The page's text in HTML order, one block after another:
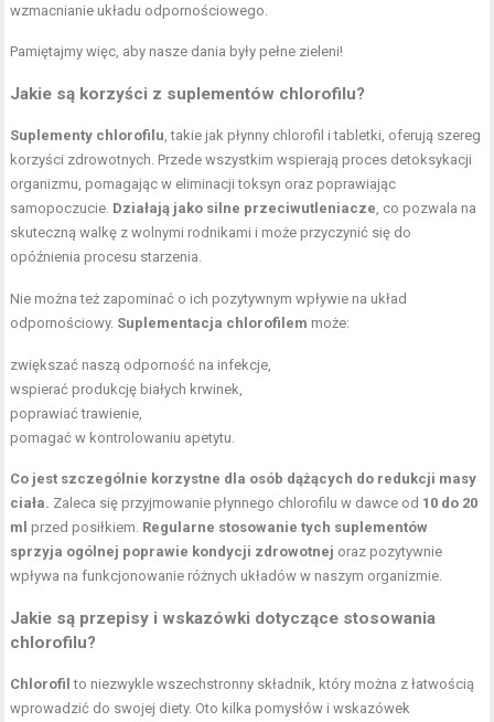
wzmacnianie układu odpornościowego.
Pamiętajmy więc, aby nasze dania były pełne zieleni!
Jakie są korzyści z suplementów chlorofilu?
Suplementy chlorofilu , takie jak płynny chlorofil i tabletki, oferują szereg
korzyści zdrowotnych. Przede wszystkim wspierają proces detoksykacji
organizmu, pomagając w eliminacji toksyn oraz poprawiając
samopoczucie. Działają jako silne przeciwutleniacze , co pozwala na
skuteczną walkę z wolnymi rodnikami i może przyczynić się do
opóźnienia procesu starzenia.
Nie można też zapominać o ich pozytywnym wpływie na układ
odpornościowy. Suplementacja chlorofilem może:
zwiększać naszą odporność na infekcje,
wspierać produkcję białych krwinek,
poprawiać trawienie,
pomagać w kontrolowaniu apetytu.
Co jest szczególnie korzystne dla osób dążących do redukcji masy
ciała. Zaleca się przyjmowanie płynnego chlorofilu w dawce od 10 do 20
ml przed posiłkiem. Regularne stosowanie tych suplementów
sprzyja ogólnej poprawie kondycji zdrowotnej oraz pozytywnie
wpływa na funkcjonowanie różnych układów w naszym organizmie.
Jakie są przepisy i wskazówki dotyczące stosowania
chlorofilu?
Chlorofil to niezwykle wszechstronny składnik, który można z łatwością
wprowadzić do swojej diety. Oto kilka pomysłów i wskazówek